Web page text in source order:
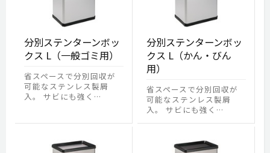
分別ステンターンボッ
クス L（一般ゴミ用）
省スペースで分別回収が
可能なステンレス製屑
入。 サビにも強く…
分別ステンターンボッ
クス L（かん・びん
用）
省スペースで分別回収が
可能なステンレス製屑
入。 サビにも強く…